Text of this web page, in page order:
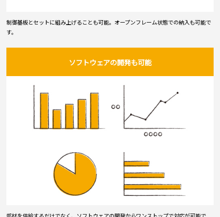
制御基板とセットに組み上げることも可能。オープンフレーム状態での納入も可能で
す。
ソフトウェアの開発も可能
部材を供給するだけでなく、ソフトウェアの開発からワンストップで対応が可能で